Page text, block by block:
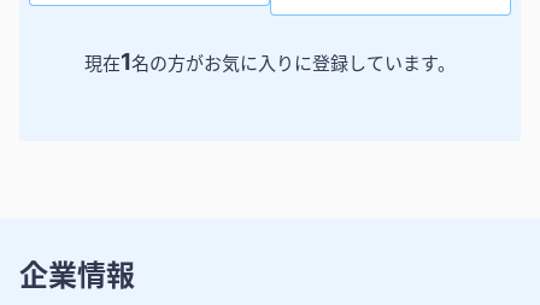
現在1名の方がお気に入りに登録しています。
企業情報